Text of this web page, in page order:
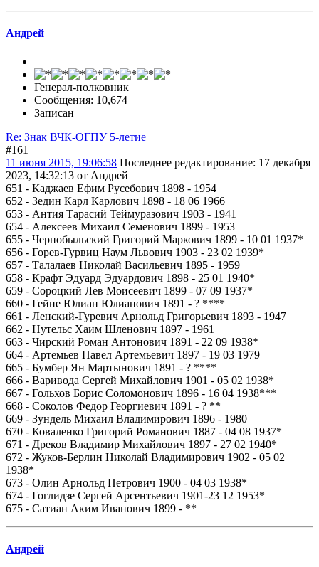
Андрей
Генерал-полковник
Сообщения: 10,674
Записан
Re: Знак ВЧК-ОГПУ 5-летие
#161
11 июня 2015, 19:06:58 Последнее редактирование: 17 декабря
2023, 14:32:13 от Андрей
651 - Каджаев Ефим Русебович 1898 - 1954
652 - Зедин Карл Карлович 1898 - 18 06 1966
653 - Антия Тарасий Теймуразович 1903 - 1941
654 - Алексеев Михаил Семенович 1899 - 1953
655 - Чернобыльский Григорий Маркович 1899 - 10 01 1937*
656 - Горев-Гурвиц Наум Львович 1903 - 23 02 1939*
657 - Талалаев Николай Васильевич 1895 - 1959
658 - Крафт Эдуард Эдуардович 1898 - 25 01 1940*
659 - Сороцкий Лев Моисеевич 1899 - 07 09 1937*
660 - Гейне Юлиан Юлианович 1891 - ? ****
661 - Ленский-Гуревич Арнольд Григорьевич 1893 - 1947
662 - Нутельс Хаим Шленович 1897 - 1961
663 - Чирский Роман Антонович 1891 - 22 09 1938*
664 - Артемьев Павел Артемьевич 1897 - 19 03 1979
665 - Бумбер Ян Мартынович 1891 - ? ****
666 - Варивода Сергей Михайлович 1901 - 05 02 1938*
667 - Гольхов Борис Соломонович 1896 - 16 04 1938***
668 - Соколов Федор Георгиевич 1891 - ? **
669 - Зундель Михаил Владимирович 1896 - 1980
670 - Коваленко Григорий Романович 1887 - 04 08 1937*
671 - Дреков Владимир Михайлович 1897 - 27 02 1940*
672 - Жуков-Берлин Николай Владимирович 1902 - 05 02
1938*
673 - Олин Арнольд Петрович 1900 - 04 03 1938*
674 - Гоглидзе Сергей Арсентьевич 1901-23 12 1953*
675 - Сатиан Аким Иванович 1899 - **
Андрей